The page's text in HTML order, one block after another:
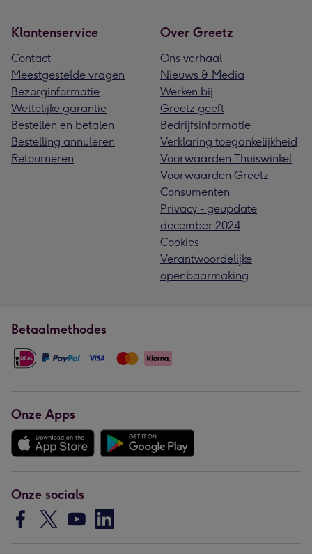
Klantenservice
Contact
Meestgestelde vragen
Bezorginformatie
Wettelijke garantie
Bestellen en betalen
Bestelling annuleren
Retourneren
Over Greetz
Ons verhaal
Nieuws & Media
Werken bij
Greetz geeft
Bedrijfsinformatie
Verklaring toegankelijkheid
Voorwaarden Thuiswinkel
Voorwaarden Greetz
Consumenten
Privacy - geupdate
december 2024
Cookies
Verantwoordelijke
openbaarmaking
Betaalmethodes
Onze Apps
Onze socials